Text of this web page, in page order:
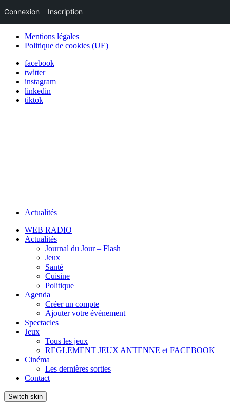
Mentions légales
Politique de cookies (UE)
facebook
twitter
instagram
linkedin
tiktok
Actualités
WEB RADIO
Actualités
Journal du Jour – Flash
Jeux
Santé
Cuisine
Politique
Agenda
Créer un compte
Ajouter votre évènement
Spectacles
Jeux
Tous les jeux
REGLEMENT JEUX ANTENNE et FACEBOOK
Cinéma
Les dernières sorties
Contact
Switch skin
Connexion Inscription